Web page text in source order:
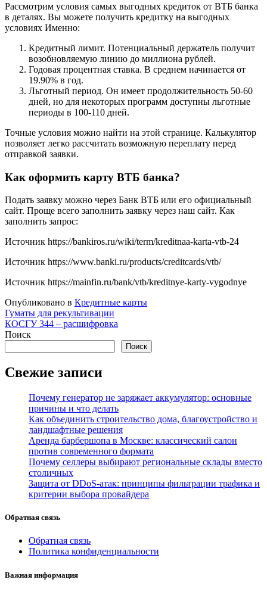
Рассмотрим условия самых выгодных кредиток от ВТБ банка
в деталях. Вы можете получить кредитку на выгодных
условиях Именно:
Кредитный лимит. Потенциальный держатель получит
возобновляемую линию до миллиона рублей.
Годовая процентная ставка. В среднем начинается от
19.90% в год.
Льготный период. Он имеет продолжительность 50-60
дней, но для некоторых программ доступны льготные
периоды в 100-110 дней.
Точные условия можно найти на этой странице. Калькулятор
позволяет легко рассчитать возможную переплату перед
отправкой заявки.
Как оформить карту ВТБ банка?
Подать заявку можно через Банк ВТБ или его официальный
сайт. Проще всего заполнить заявку через наш сайт. Как
заполнить запрос:
Источник https://bankiros.ru/wiki/term/kreditnaa-karta-vtb-24
Источник https://www.banki.ru/products/creditcards/vtb/
Источник https://mainfin.ru/bank/vtb/kreditnye-karty-vygodnye
Опубликовано в Кредитные карты
Навигация
по
Гуматы для рекультивации
КОСГУ 344 – расшифровка
Поиск
Поиск
Свежие записи
Почему генератор не заряжает аккумулятор: основные
причины и что делать
Как объединить строительство дома, благоустройство и
ландшафтные решения
Аренда барбершопа в Москве: классический салон
против современного формата
Почему селлеры выбирают региональные склады вместо
столичных
Защита от DDoS-атак: принципы фильтрации трафика и
критерии выбора провайдера
Обратная связь
Обратная связь
Политика конфиденциальности
Важная информация